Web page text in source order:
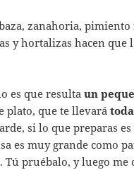
zanahoria,
y hortalizas hacen que
es que resultaun
plato, que te llevará
si lo que preparas es
es muy grande como
Tú pruébalo, y luego me